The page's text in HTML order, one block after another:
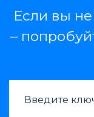
Если вы
–